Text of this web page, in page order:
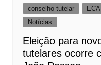
conselho tutelar ECA
Notícias
Eleição para
tutelares ocorre